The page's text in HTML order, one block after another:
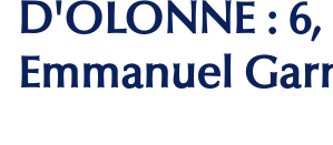
D'OLONNE :
Emmanuel